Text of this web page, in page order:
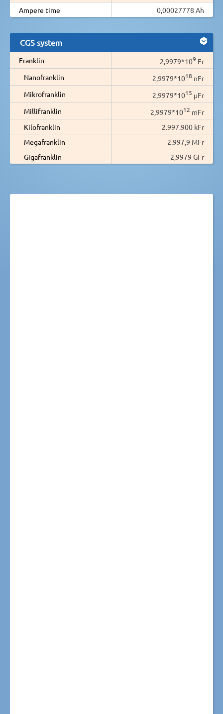
Ampere time
0,00027778 Ah
CGS system
Franklin 2,9979*109 Fr
Nanofranklin
2,9979*1018 nFr
Mikrofranklin
2,9979*1015 µFr
Millifranklin
2,9979*1012 mFr
Kilofranklin
2.997.900 kFr
Megafranklin
2.997,9 MFr
Gigafranklin
2,9979 GFr